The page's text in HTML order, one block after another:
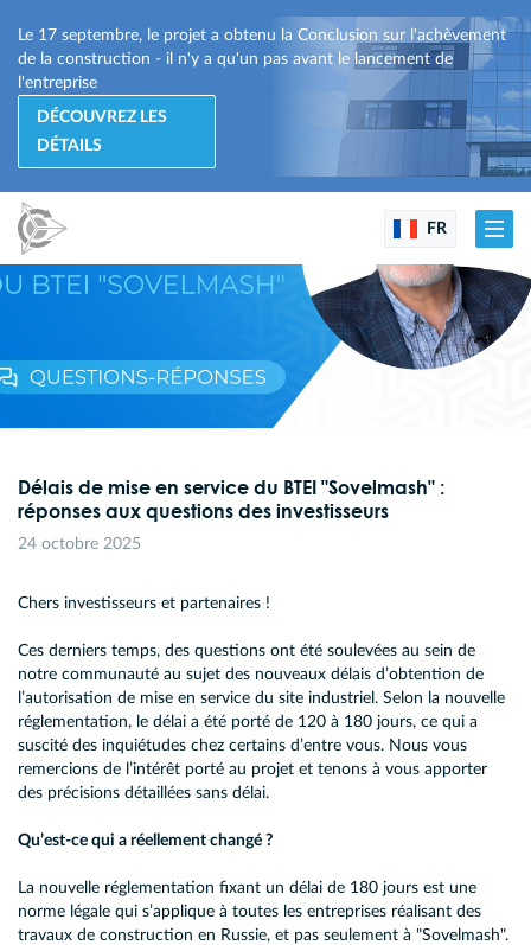
Le 17 septembre, le projet a obtenu la Conclusion sur l'achèvement
de la construction - il n'y a qu'un pas avant le lancement de
l'entreprise
DÉCOUVREZ LES
DÉTAILS
FR
Délais de mise en service du BTEI "Sovelmash" :
réponses aux questions des investisseurs
24 octobre 2025
Chers investisseurs et partenaires !
Ces derniers temps, des questions ont été soulevées au sein de
notre communauté au sujet des nouveaux délais d’obtention de
l’autorisation de mise en service du site industriel. Selon la nouvelle
réglementation, le délai a été porté de 120 à 180 jours, ce qui a
suscité des inquiétudes chez certains d’entre vous. Nous vous
remercions de l’intérêt porté au projet et tenons à vous apporter
des précisions détaillées sans délai.
Qu’est-ce qui a réellement changé ?
La nouvelle réglementation fixant un délai de 180 jours est une
norme légale qui s’applique à toutes les entreprises réalisant des
travaux de construction en Russie, et pas seulement à "Sovelmash".